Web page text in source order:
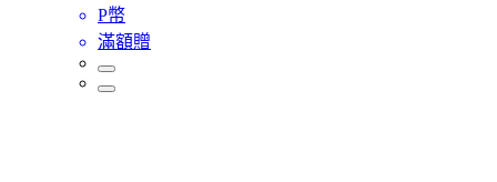
P幣
滿額贈